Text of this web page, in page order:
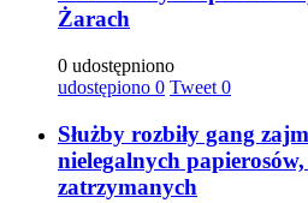
Żarach
0 udostępniono
udostępiono 0 Tweet 0
Służby rozbiły gang
nielegalnych papierosów,
zatrzymanych